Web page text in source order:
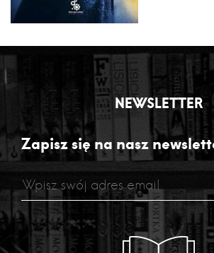
NEWSLETTER
Zapisz się na nasz